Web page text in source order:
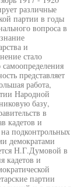
различные
партии в годы
вопроса в
и
стало
представляет
работа,
Народной
базу,
в
кадетов и
подконтрольных
демократами
Н.Г.Думовой в
кадетов и
партии